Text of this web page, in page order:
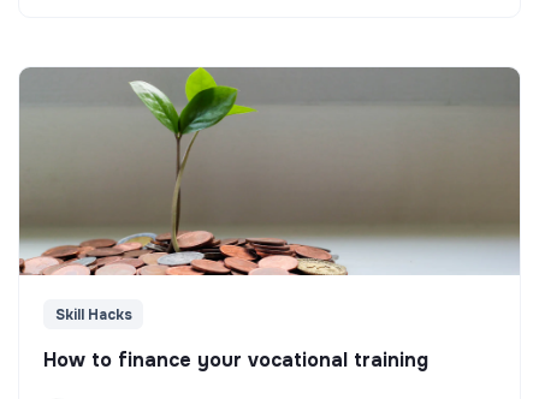
Skill Hacks
How to finance your vocational training